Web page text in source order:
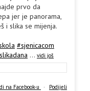
prvo da
jer je panorama,
i slika se mijenja.
#sjenicacom
... vidi još
na Facebook-u · Podijeli